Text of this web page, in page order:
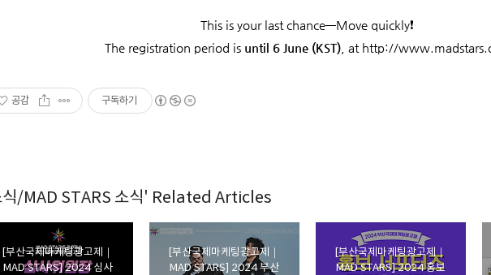
This is your last chance—Move quickly❗
The registration period is until 6 June (KST), at http://
공감 구독하기
/MAD STARS 소식' Related Articles
[부산국제마케팅광고제｜
MAD STARS] 2024 심사
[부산국제마케팅광고제｜
MAD STARS] 2024 부산
[부산국제마케팅광고제｜
MAD STARS] 2024 홍보